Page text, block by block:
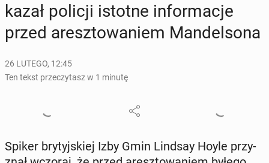
ka­zał policji istotne in­for­ma­cje
przed aresz­to­wa­niem Man­del­so­na
26 LUTEGO, 12:45
Ten tekst przeczytasz w 1 minutę
Spiker bry­tyj­skiej Izby Gmin Lindsay Hoyle przy­